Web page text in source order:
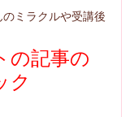
ミラクルや受講後
の記事の
ク